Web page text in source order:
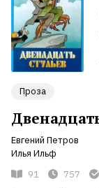
Проза
Евгений Петров
Илья Ильф
91
757